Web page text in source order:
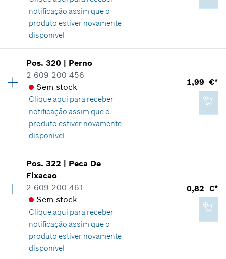
Adicionar ao carrinho das compras
0,82 €*
*Recomendação de preço não vinculativa do
fabricante incluindo IVA
Adicionar ao carrinho das compras
notificação assim que o
produto estiver novamente
disponível
Disponibilidade 1
Grupo de preço
Informações de peças sobressalentes
Comprovante de aplicação
Indicar na apresentação
21,11 €*
*Recomendação de preço não vinculativa do
fabricante incluindo IVA
Adicionar ao carrinho das compras
Pos.320 | Perno
2 609 200 456
Sem stock
Clique aqui para receber
notificação assim que o
produto estiver novamente
disponível
1,99 €*
Grupo de preço:13
Informações de peças sobressalentes
Comprovante de aplicação
Indicar na apresentação
Pos.322 | Peca De
Fixacao
2 609 200 461
Sem stock
Clique aqui para receber
notificação assim que o
produto estiver novamente
disponível
0,82 €*